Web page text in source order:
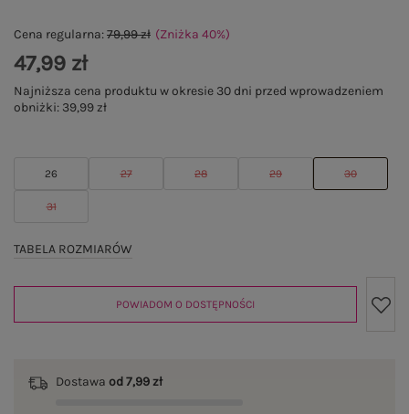
26 27 28 29 30
31
TABELA ROZMIARÓW
Cena regularna:79,99 zł (Zniżka 40%)
47,99 zł
Najniższa cena produktu w okresie 30 dni przed wprowadzeniem
obniżki: 39,99 zł
POWIADOM O DOSTĘPNOŚCI
Dostawa od 7,99 zł